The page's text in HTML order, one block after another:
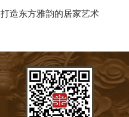
造东方雅韵的居家艺术